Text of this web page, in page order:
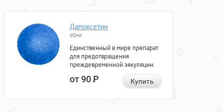
Дапоксетин
60мг
Единственный в мире препарат
для предотвращения
преждевременной эякуляции.
от 90Р Купить